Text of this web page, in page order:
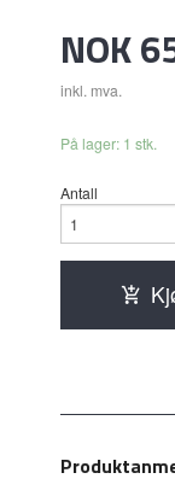
Pris
NOK
inkl. mva.
På lager: 1 stk.
Antall